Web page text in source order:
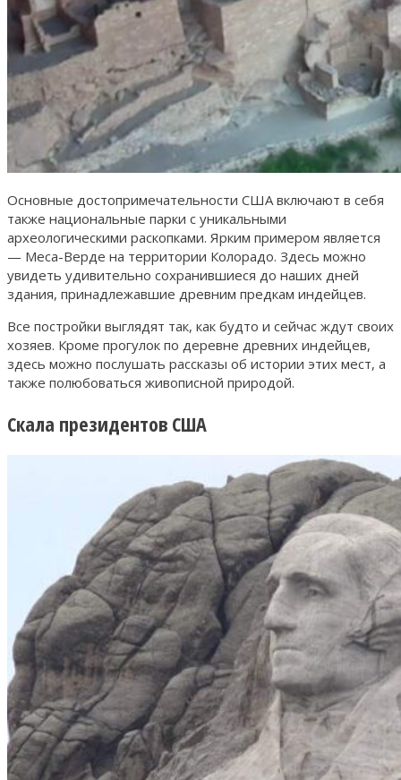
Основные достопримечательности США включают в себя
также национальные парки с уникальными
археологическими раскопками. Ярким примером является
— Меса-Верде на территории Колорадо. Здесь можно
увидеть удивительно сохранившиеся до наших дней
здания, принадлежавшие древним предкам индейцев.
Все постройки выглядят так, как будто и сейчас ждут своих
хозяев. Кроме прогулок по деревне древних индейцев,
здесь можно послушать рассказы об истории этих мест, а
также полюбоваться живописной природой.
Скала президентов США